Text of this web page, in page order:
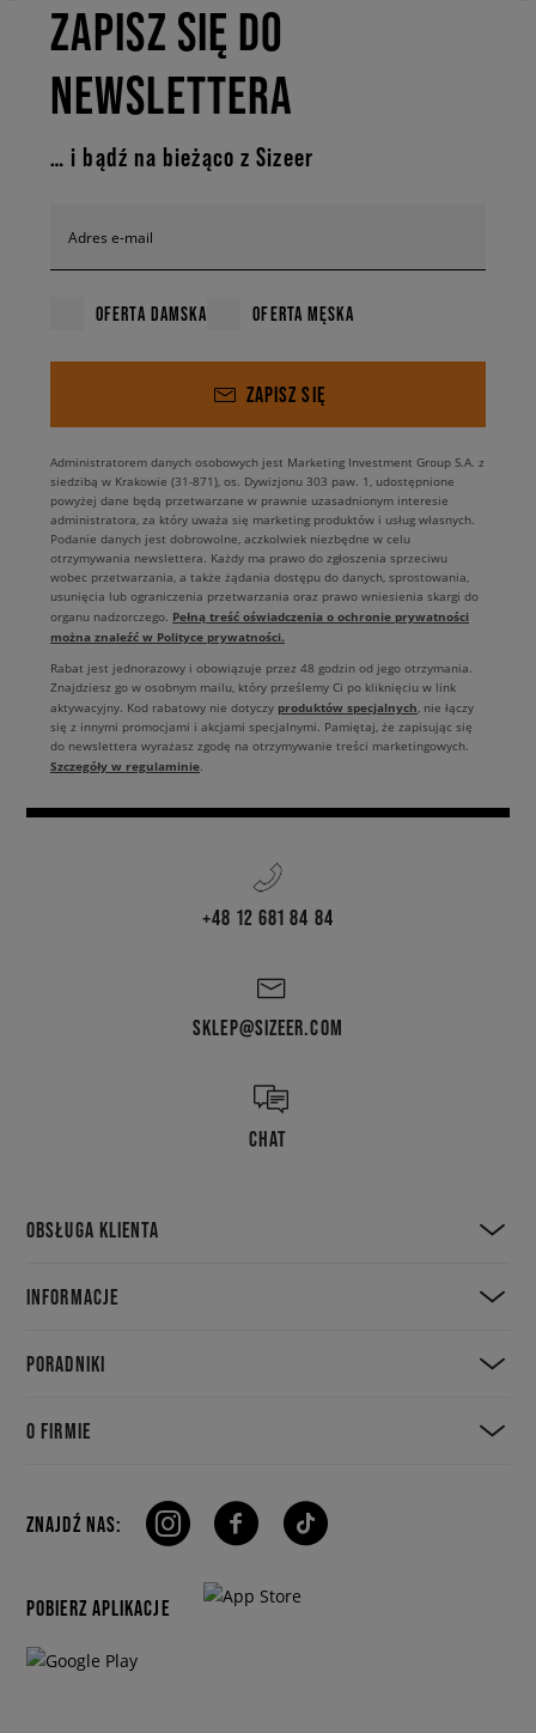
ZAPISZ SIĘ DO
NEWSLETTERA
… i bądź na bieżąco z Sizeer
Adres e-mail
OFERTA DAMSKA OFERTA MĘSKA
ZAPISZ SIĘ
Administratorem danych osobowych jest Marketing Investment Group S.A. z
siedzibą w Krakowie (31-871), os. Dywizjonu 303 paw. 1, udostępnione
powyżej dane będą przetwarzane w prawnie uzasadnionym interesie
administratora, za który uważa się marketing produktów i usług własnych.
Podanie danych jest dobrowolne, aczkolwiek niezbędne w celu
otrzymywania newslettera. Każdy ma prawo do zgłoszenia sprzeciwu
wobec przetwarzania, a także żądania dostępu do danych, sprostowania,
usunięcia lub ograniczenia przetwarzania oraz prawo wniesienia skargi do
organu nadzorczego. Pełną treść oświadczenia o ochronie prywatności
można znaleźć w Polityce prywatności.
Rabat jest jednorazowy i obowiązuje przez 48 godzin od jego otrzymania.
Znajdziesz go w osobnym mailu, który prześlemy Ci po kliknięciu w link
aktywacyjny. Kod rabatowy nie dotyczy produktów specjalnych, nie łączy
się z innymi promocjami i akcjami specjalnymi. Pamiętaj, że zapisując się
do newslettera wyrażasz zgodę na otrzymywanie treści marketingowych.
Szczegóły w regulaminie.
+48 12 681 84 84
SKLEP@SIZEER.COM
CHAT
OBSŁUGA KLIENTA
INFORMACJE
PORADNIKI
O FIRMIE
ZNAJDŹ NAS:
POBIERZ APLIKACJE